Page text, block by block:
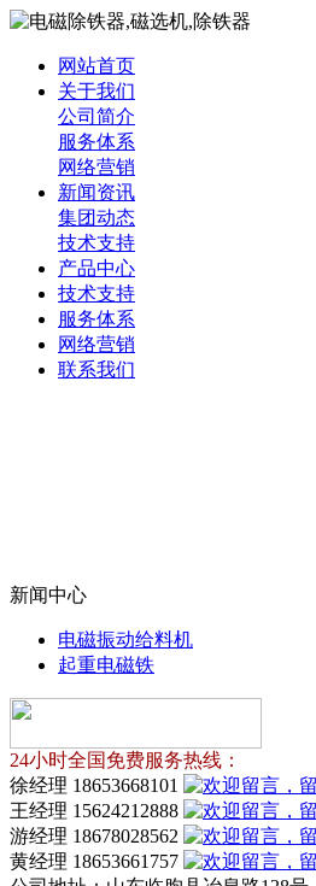
网站首页
关于我们
公司简介
服务体系
网络营销
新闻资讯
集团动态
技术支持
产品中心
技术支持
服务体系
网络营销
联系我们
新闻中心
电磁振动给料机
起重电磁铁
24小时全国免费服务热线：
徐经理 18653668101
王经理 15624212888
游经理 18678028562
黄经理 18653661757